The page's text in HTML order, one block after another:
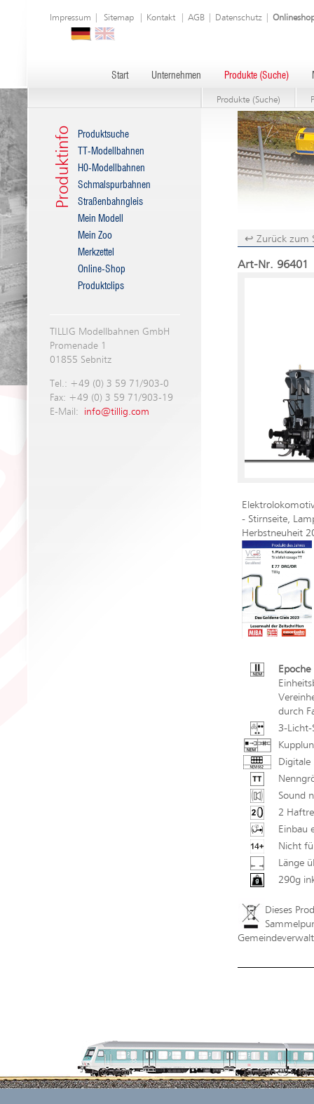
Impressum Sitemap Kontakt AGB Datenschutz
Start Unternehmen Produkte (Suche)
Produkte (Suche)
Produktinfo
Produktsuche
TT-Modellbahnen
H0-Modellbahnen
Schmalspurbahnen
Straßenbahngleis
Mein Modell
Mein Zoo
Merkzettel
Online-Shop
Produktclips
TILLIG Modellbahnen GmbH
Promenade 1
01855 Sebnitz
Tel.: +49 (0) 3 59 71/903-0
Fax: +49 (0) 3 59 71/903-19
E-Mail: info@tillig.com
↩ Zurück zum
Art-Nr. 96401
- Stirnseite,
Herbstneuheit
durch
3-Licht-
Sound
2
Einbau
Nicht
Länge
290g
Dieses